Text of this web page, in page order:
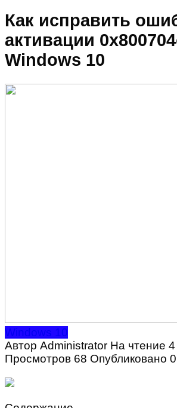
Как исправить
активации
Windows 10
Windows 10
Автор Administrator На чтение
Просмотров 68 Опубликовано